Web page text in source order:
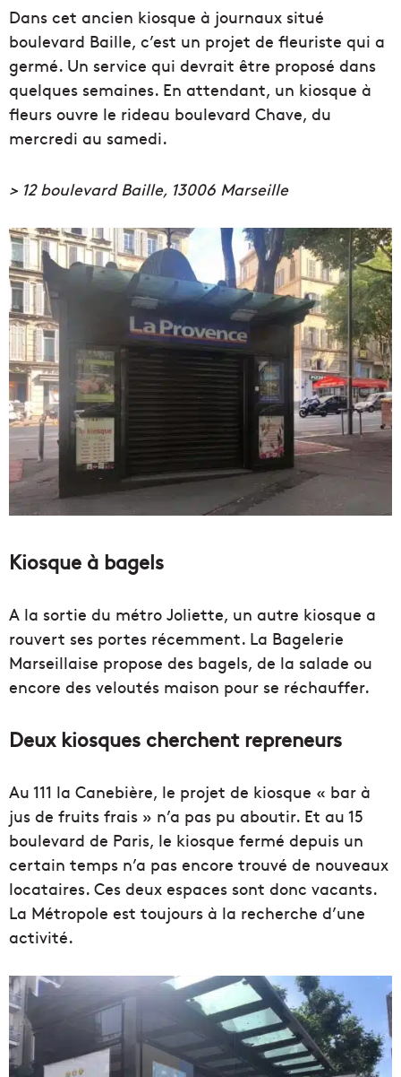
Dans cet ancien kiosque à journaux situé
boulevard Baille, c’est un projet de fleuriste qui a
germé. Un service qui devrait être proposé dans
quelques semaines. En attendant, un kiosque à
fleurs ouvre le rideau boulevard Chave, du
mercredi au samedi.
> 12 boulevard Baille, 13006 Marseille
Kiosque à bagels
A la sortie du métro Joliette, un autre kiosque a
rouvert ses portes récemment. La Bagelerie
Marseillaise propose des bagels, de la salade ou
encore des veloutés maison pour se réchauffer.
Deux kiosques cherchent repreneurs
Au 111 la Canebière, le projet de kiosque « bar à
jus de fruits frais » n’a pas pu aboutir. Et au 15
boulevard de Paris, le kiosque fermé depuis un
certain temps n’a pas encore trouvé de nouveaux
locataires. Ces deux espaces sont donc vacants.
La Métropole est toujours à la recherche d’une
activité.